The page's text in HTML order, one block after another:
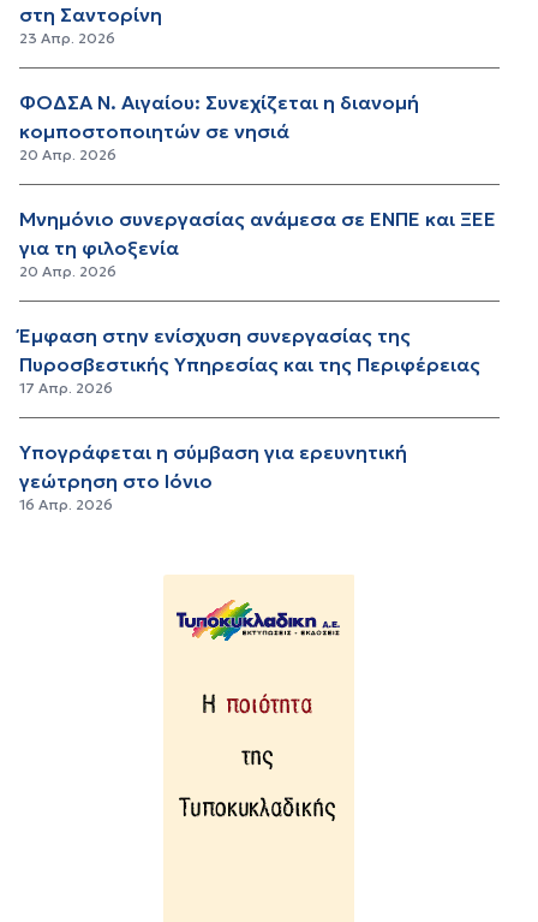
στη Σαντορίνη
23 Απρ. 2026
ΦΟΔΣΑ Ν. Αιγαίου: Συνεχίζεται η διανομή
κομποστοποιητών σε νησιά
20 Απρ. 2026
Μνημόνιο συνεργασίας ανάμεσα σε ΕΝΠΕ και ΞΕΕ
για τη φιλοξενία
20 Απρ. 2026
Έμφαση στην ενίσχυση συνεργασίας της
Πυροσβεστικής Υπηρεσίας και της Περιφέρειας
17 Απρ. 2026
Υπογράφεται η σύμβαση για ερευνητική
γεώτρηση στο Ιόνιο
16 Απρ. 2026